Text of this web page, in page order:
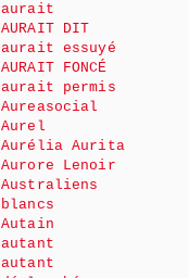
aurait
AURAIT DIT
aurait essuyé
AURAIT FONCÉ
aurait permis
Aureasocial
Aurel
Aurélia Aurita
Aurore Lenoir
Australiens
blancs
Autain
autant
autant